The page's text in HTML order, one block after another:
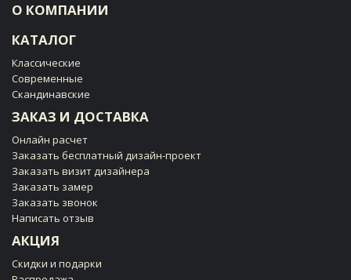
О КОМПАНИИ
КАТАЛОГ
Классические
Современные
Скандинавские
ЗАКАЗ И ДОСТАВКА
Онлайн расчет
Заказать бесплатный дизайн-проект
Заказать визит дизайнера
Заказать замер
Заказать звонок
Написать отзыв
АКЦИЯ
Скидки и подарки